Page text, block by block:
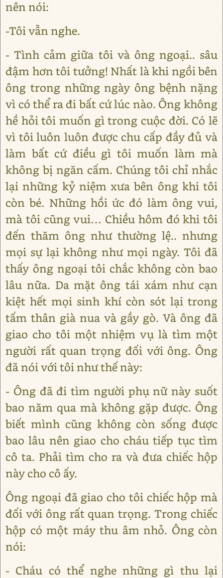
nên nói:
-Tôi vẫn nghe.
- Tình cảm giữa tôi và ông ngoại.. sâu
đậm hơn tôi tưởng! Nhất là khi ngồi bên
ông trong những ngày ông bệnh nặng
vì có thể ra đi bất cứ lúc nào. Ông không
hề hỏi tôi muốn gì trong cuộc đời. Có lẽ
vì tôi luôn luôn được chu cấp đầy đủ và
làm bất cứ điều gì tôi muốn làm mà
không bị ngăn cấm. Chúng tôi chỉ nhắc
lại những kỷ niệm xưa bên ông khi tôi
còn bé. Những hồi ức đó làm ông vui,
mà tôi cũng vui… Chiều hôm đó khi tôi
đến thăm ông như thường lệ.. nhưng
mọi sự lại không như mọi ngày. Tôi đã
thấy ông ngoại tôi chắc không còn bao
lâu nữa. Da mặt ông tái xám như cạn
kiệt hết mọi sinh khí còn sót lại trong
tấm thân già nua và gầy gò. Và ông đã
giao cho tôi một nhiệm vụ là tìm một
người rất quan trọng đối với ông. Ông
đã nói với tôi như thế này:
- Ông đã đi tìm người phụ nữ này suốt
bao năm qua mà không gặp được. Ông
biết mình cũng không còn sống được
bao lâu nên giao cho cháu tiếp tục tìm
cô ta. Phải tìm cho ra và đưa chiếc hộp
này cho cô ấy.
Ông ngoại đã giao cho tôi chiếc hộp mà
đối với ông rất quan trọng. Trong chiếc
hộp có một máy thu âm nhỏ. Ông còn
nói:
- Cháu có thể nghe những gì thu lại